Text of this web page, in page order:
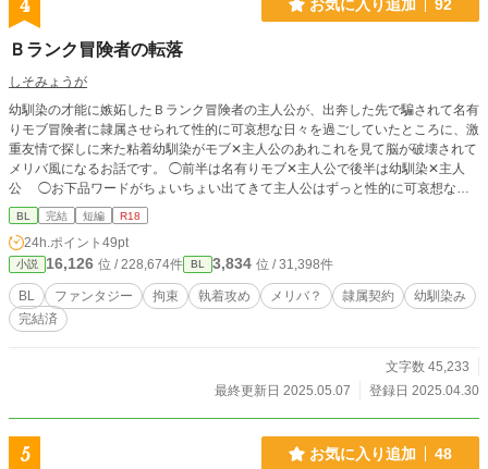
4 お気に入り追加 92
Ｂランク冒険者の転落
しそみょうが
幼馴染の才能に嫉妬したＢランク冒険者の主人公が、出奔した先で騙されて名有
りモブ冒険者に隷属させられて性的に可哀想な日々を過ごしていたところに、激
重友情で探しに来た粘着幼馴染がモブ✕主人公のあれこれを見て脳が破壊されて
メリバ風になるお話です。 ◯前半は名有りモブ✕主人公で後半は幼馴染✕主人
公 ◯お下品ワードがちょいちょい出てきて主人公はずっと性的に可哀想な感
じです(・_・;) ◯今のところほとんどのページにちょっとずつ性描写があります
BL 完結 短編 R18
24h.ポイント 49pt
小説 16,126 位 / 228,674件 BL 3,834 位 / 31,398件
BL ファンタジー 拘束 執着攻め メリバ？ 隷属契約
幼馴染み
完結済
文字数 45,233
最終更新日 2025.05.07
登録日 2025.04.30
5 お気に入り追加 48